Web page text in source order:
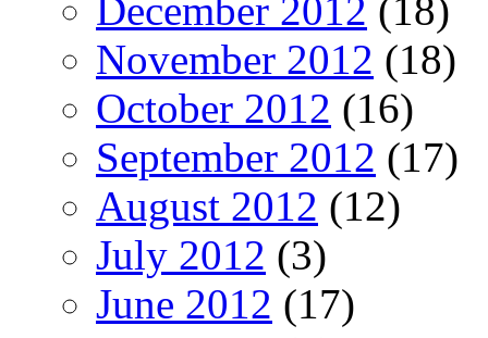
December 2012 (18)
November 2012 (18)
October 2012 (16)
September 2012 (17)
August 2012 (12)
July 2012 (3)
June 2012 (17)